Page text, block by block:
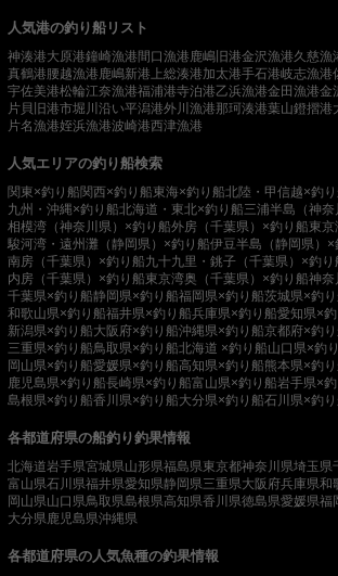
人気港の釣り船リスト
神湊港大原港鐘崎漁港 間口漁港鹿嶋旧港金沢漁港久慈漁
真鶴港 腰越漁港鹿嶋新港 上総湊港加太港手石港岐志漁港
宇佐美港松輪江奈漁港福浦港寺泊港乙浜漁港金田漁港金
片貝旧港市堀川沿い平潟港外川漁港那珂湊港葉山鐙摺港
片名漁港姪浜漁港波崎港西津漁港
人気エリアの釣り船検索
関東×釣り船関西×釣り船東海×釣り船北陸・甲信越×釣
九州・沖縄×釣り船北海道・東北×釣り船三浦半島（神
相模湾（神奈川県）×釣り船外房（千葉県）×釣り船東
駿河湾・遠州灘（静岡県）×釣り船伊豆半島（静岡県）×
南房（千葉県）×釣り船九十九里・銚子（千葉県）×釣り
内房（千葉県）×釣り船東京湾奥（千葉県）×釣り船神奈
千葉県×釣り船静岡県×釣り船福岡県×釣り船茨城県×釣
和歌山県×釣り船福井県×釣り船兵庫県×釣り船愛知県×
新潟県×釣り船大阪府×釣り船沖縄県×釣り船京都府×釣
三重県×釣り船鳥取県×釣り船北海道 ×釣り船山口県×釣
岡山県×釣り船愛媛県×釣り船高知県×釣り船熊本県×釣
鹿児島県×釣り船長崎県×釣り船富山県×釣り船岩手県×
島根県×釣り船香川県×釣り船大分県×釣り船石川県×釣
各都道府県の船釣り釣果情報
北海道岩手県宮城県山形県福島県東京都神奈川県埼玉県
富山県石川県福井県愛知県静岡県三重県大阪府兵庫県和
岡山県山口県鳥取県島根県高知県香川県徳島県愛媛県福
大分県鹿児島県沖縄県
各都道府県の人気魚種の釣果情報